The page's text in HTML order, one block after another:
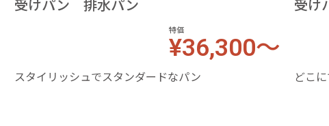
受けパン 排水パン
特価
¥36,300～
スタイリッシュでスタンダードなパン
受け
どこ